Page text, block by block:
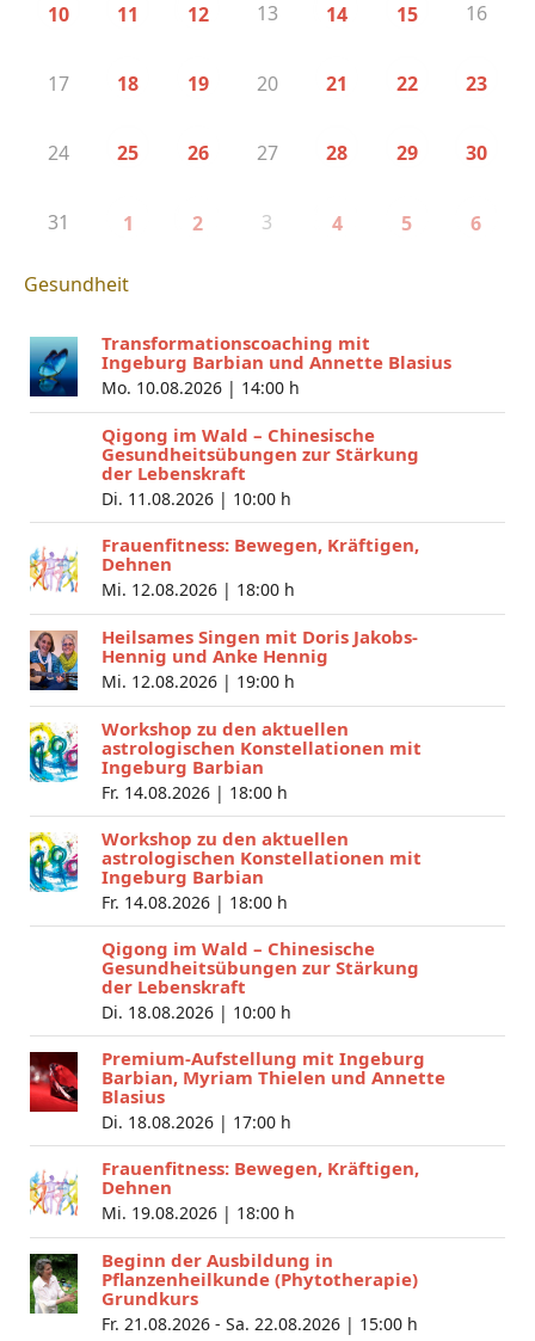
10 11 12 13 14 15 16
17 18 19 20 21 22 23
24 25 26 27 28 29 30
31 1 2 3 4 5 6
Gesundheit
Transformationscoaching mit
Ingeburg Barbian und Annette Blasius
Mo. 10.08.2026 | 14:00 h
Qigong im Wald – Chinesische
Gesundheitsübungen zur Stärkung
der Lebenskraft
Di. 11.08.2026 | 10:00 h
Frauenfitness: Bewegen, Kräftigen,
Dehnen
Mi. 12.08.2026 | 18:00 h
Heilsames Singen mit Doris Jakobs-
Hennig und Anke Hennig
Mi. 12.08.2026 | 19:00 h
Workshop zu den aktuellen
astrologischen Konstellationen mit
Ingeburg Barbian
Fr. 14.08.2026 | 18:00 h
Workshop zu den aktuellen
astrologischen Konstellationen mit
Ingeburg Barbian
Fr. 14.08.2026 | 18:00 h
Qigong im Wald – Chinesische
Gesundheitsübungen zur Stärkung
der Lebenskraft
Di. 18.08.2026 | 10:00 h
Premium-Aufstellung mit Ingeburg
Barbian, Myriam Thielen und Annette
Blasius
Di. 18.08.2026 | 17:00 h
Frauenfitness: Bewegen, Kräftigen,
Dehnen
Mi. 19.08.2026 | 18:00 h
Beginn der Ausbildung in
Pflanzenheilkunde (Phytotherapie)
Grundkurs
Fr. 21.08.2026 - Sa. 22.08.2026 | 15:00 h